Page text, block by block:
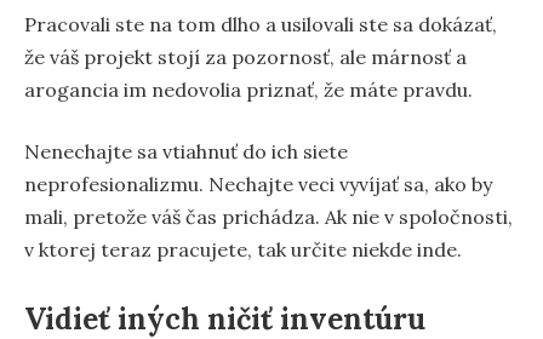
Pracovali ste na tom dlho a usilovali ste sa dokázať,
že váš projekt stojí za pozornosť, ale márnosť a
arogancia im nedovolia priznať, že máte pravdu.
Nenechajte sa vtiahnuť do ich siete
neprofesionalizmu. Nechajte veci vyvíjať sa, ako by
mali, pretože váš čas prichádza. Ak nie v spoločnosti,
v ktorej teraz pracujete, tak určite niekde inde.
Vidieť iných ničiť inventúru